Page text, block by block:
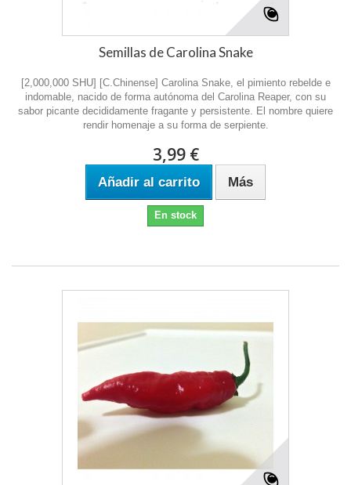
Semillas de Carolina Snake
[2,000,000 SHU] [C.Chinense] Carolina Snake, el pimiento rebelde e
indomable, nacido de forma autónoma del Carolina Reaper, con su
sabor picante decididamente fragante y persistente. El nombre quiere
rendir homenaje a su forma de serpiente.
3,99 €
Añadir al carrito Más
En stock